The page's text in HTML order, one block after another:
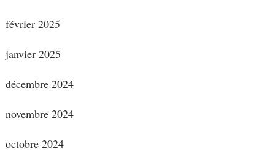
février 2025
janvier 2025
décembre 2024
novembre 2024
octobre 2024